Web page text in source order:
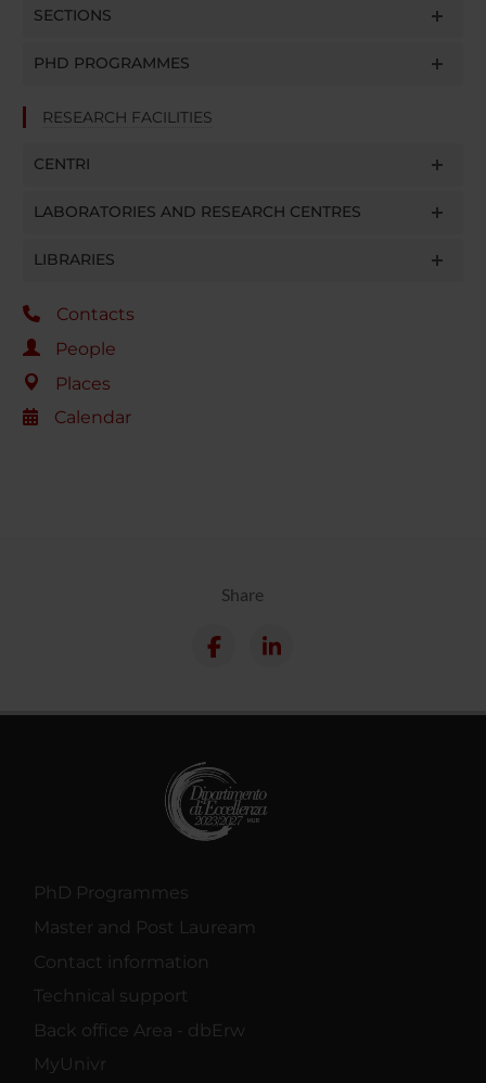
SECTIONS
PHD PROGRAMMES
RESEARCH FACILITIES
CENTRI
LABORATORIES AND RESEARCH CENTRES
LIBRARIES
Contacts
People
Places
Calendar
Share
PhD Programmes
Master and Post Lauream
Contact information
Technical support
Back office Area - dbErw
MyUnivr